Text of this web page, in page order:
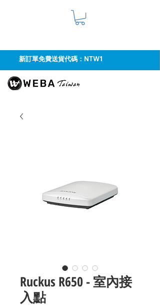
新訂單免費送貨代碼：NTW1
Ruckus R650 - 室內接
入點